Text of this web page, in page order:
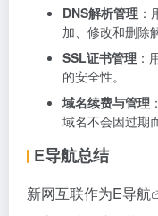
DNS解析管理
加、修改和删除
SSL证书管理 ：
的安全性。
域名续费与管理
域名不会因过期
E导航总结
新网互联作为E导航